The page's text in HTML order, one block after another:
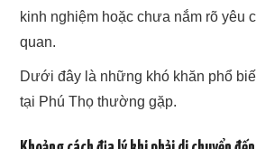
kinh nghiệm hoặc chưa nắm rõ yêu
quan.
Dưới đây là những khó khăn phổ
tại Phú Thọ thường gặp.